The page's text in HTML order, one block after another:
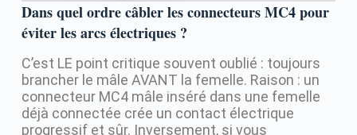
Dans quel ordre câbler les connecteurs MC4 pour
éviter les arcs électriques ?
C’est LE point critique souvent oublié : toujours
brancher le mâle AVANT la femelle. Raison : un
connecteur MC4 mâle inséré dans une femelle
déjà connectée crée un contact électrique
progressif et sûr. Inversement, si vous